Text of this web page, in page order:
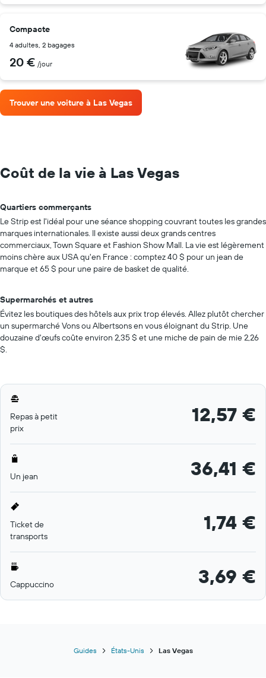
Compacte
4 adultes, 2 bagages
20 € /jour
Trouver une voiture à Las Vegas
Coût de la vie à Las Vegas
Quartiers commerçants
Le Strip est l'idéal pour une séance shopping couvrant toutes les grandes
marques internationales. Il existe aussi deux grands centres
commerciaux, Town Square et Fashion Show Mall. La vie est légèrement
moins chère aux USA qu'en France : comptez 40 $ pour un jean de
marque et 65 $ pour une paire de basket de qualité.
Supermarchés et autres
Évitez les boutiques des hôtels aux prix trop élevés. Allez plutôt chercher
un supermarché Vons ou Albertsons en vous éloignant du Strip. Une
douzaine d'œufs coûte environ 2,35 $ et une miche de pain de mie 2,26
$.
Repas à petit
prix
12,57 €
Un jean 36,41 €
Ticket de
transports
1,74 €
Cappuccino 3,69 €
Guides États-Unis Las Vegas